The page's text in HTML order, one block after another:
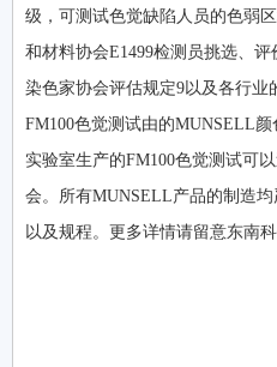
级，可测试色觉缺陷人员的色弱
和材料协会E1499检测员挑选、
染色家协会评估规定9以及各行业
FM100色觉测试由的MUNSELL
实验室生产的FM100色觉测试可
会。所有MUNSELL产品的制造
以及规程。更多详情请留意东南